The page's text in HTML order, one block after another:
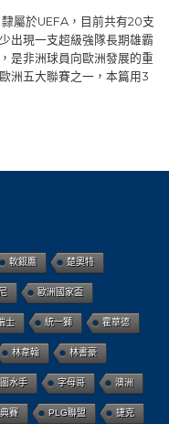
屬於UEFA，目前共有20支
出現一支超級強隊長期雄霸
是非洲球員向歐洲發展的重
洲五大聯賽之一，本篇用3
軟銀鷹 楚奧特
歐洲國家盃
士 統一獅 霍華德
林韋翰 林書豪
水手 字母哥 澳洲
賽 PLG聯盟 捷克